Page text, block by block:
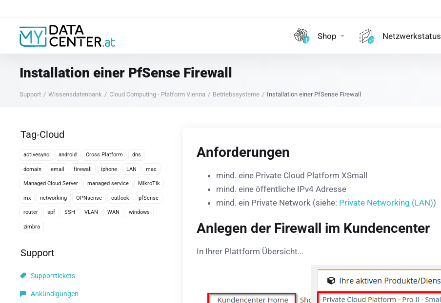
Shop Netzwerkstatus
Installation einer PfSense Firewall
Support Wissensdatenbank Cloud Computing - Platform Vienna Betriebssysteme Installation einer PfSense Firewall
Tag-Cloud
activesync android Cross Platform dns
domain email firewall iphone LAN mac
Managed Cloud Server managed service MikroTik
mx networking OPNsense outlook pfSense
router spf SSH VLAN WAN windows
zimbra
Support
Supporttickets
Ankündigungen
Anforderungen
mind. eine Private Cloud Platform XSmall
mind. eine öffentliche IPv4 Adresse
mind. ein Private Network (siehe: Private Networking (LAN))
Anlegen der Firewall im Kundencenter
In Ihrer Plattform Übersicht...